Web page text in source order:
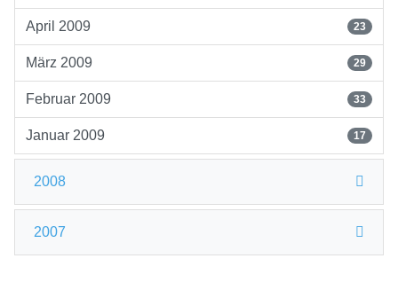
April 2009 23
März 2009 29
Februar 2009 33
Januar 2009 17
2008
2007